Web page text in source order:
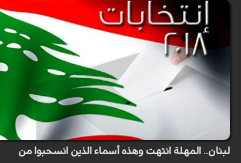
لبنان.. المهلة انتهت وهذه أسماء الذين انسحبوا من